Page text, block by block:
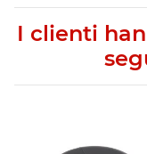
I clienti